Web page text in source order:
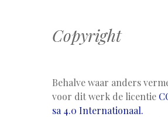
Copyright
Behalve waar anders
voor dit werk de licentie
sa 4.0 Internationaal.